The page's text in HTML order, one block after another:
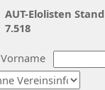
Vorname
AUT-Elolisten
7.518